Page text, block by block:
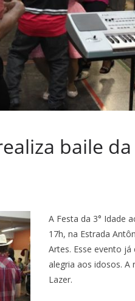
baile
A Festa da 3° Idade
17h, na Estrada
Artes. Esse evento
alegria aos idosos. A
Lazer.